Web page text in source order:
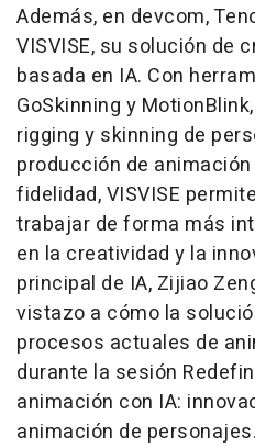
Además, en devcom,
VISVISE, su solución de
basada en IA. Con
GoSkinning y
rigging y skinning de
producción de
fidelidad, VISVISE
trabajar de forma más
en la creatividad y la
principal de IA, Zijiao
vistazo a cómo la
procesos actuales de
durante la sesión
animación con IA:
animación de personajes.